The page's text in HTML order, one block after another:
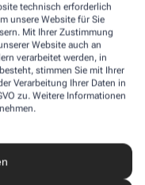
technisch erforderlich
unsere Website für Sie
Mit Ihrer Zustimmung
Website auch an
verarbeitet werden, in
stimmen Sie mit Ihrer
Verarbeitung Ihrer Daten in
zu. Weitere Informationen